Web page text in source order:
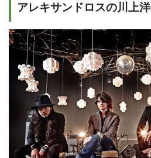
アレキサンドロスの川上